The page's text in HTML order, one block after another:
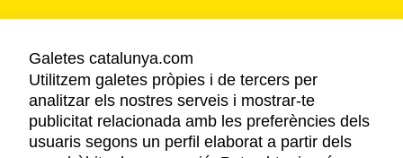
AVÍS LEGAL
POLÍTICA DE PRIVACITAT
Galetes catalunya.com
Utilitzem galetes pròpies i de tercers per
analitzar els nostres serveis i mostrar-te
publicitat relacionada amb les preferències dels
usuaris segons un perfil elaborat a partir dels